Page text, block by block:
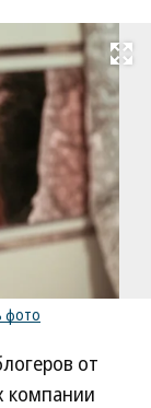
Развернуть
фото
от
компании